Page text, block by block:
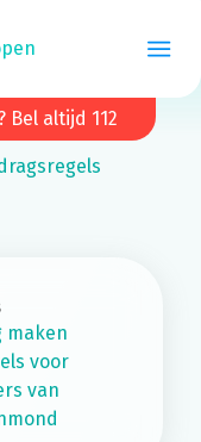
Bel altijd 112
maken
voor
van